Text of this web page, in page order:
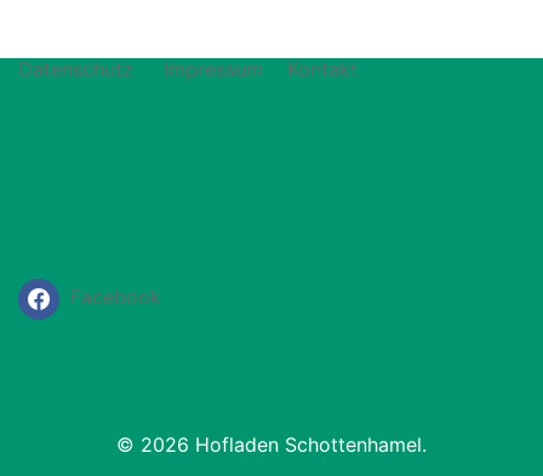
Datenschutz Impressum Kontakt
Facebook
© 2026 Hofladen Schottenhamel.